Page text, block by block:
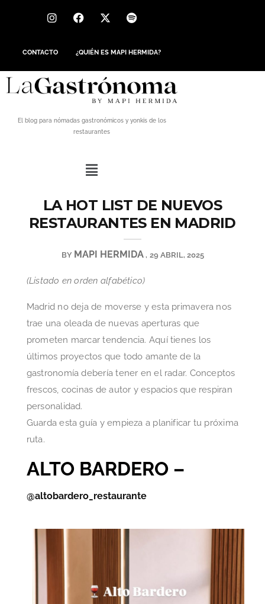
CONTACTO ¿QUIÉN ES MAPI HERMIDA?
El blog para nómadas gastronómicos y yonkis de los
restaurantes
LA HOT LIST DE NUEVOS
RESTAURANTES EN MADRID
BY MAPI HERMIDA 29 ABRIL, 2025
(Listado en orden alfabético)
Madrid no deja de moverse y esta primavera nos
trae una oleada de nuevas aperturas que
prometen marcar tendencia. Aquí tienes los
últimos proyectos que todo amante de la
gastronomía debería tener en el radar. Conceptos
frescos, cocinas de autor y espacios que respiran
personalidad.
Guarda esta guía y empieza a planificar tu próxima
ruta.
ALTO BARDERO –
@altobardero_restaurante